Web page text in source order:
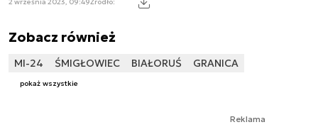
2 września 2023, 09:49Źródło:
Zobacz również
MI-24 ŚMIGŁOWIEC BIAŁORUŚ GRANICA
pokaż wszystkie
Reklama